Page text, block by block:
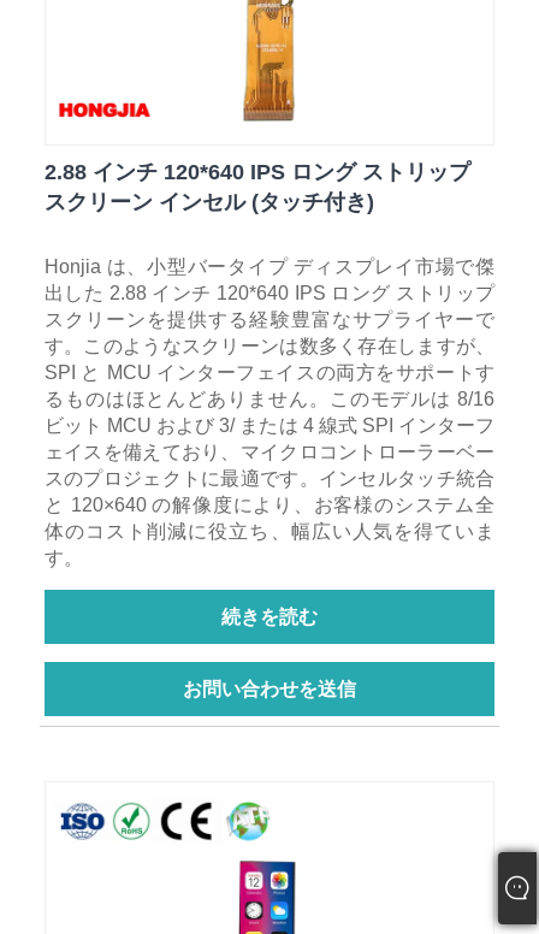
2.88 インチ 120*640 IPS ロング ストリップ
スクリーン インセル (タッチ付き)
Honjia は、小型バータイプ ディスプレイ市場で傑
出した 2.88 インチ 120*640 IPS ロング ストリップ
スクリーンを提供する経験豊富なサプライヤーで
す。このようなスクリーンは数多く存在しますが、
SPI と MCU インターフェイスの両方をサポートす
るものはほとんどありません。このモデルは 8/16
ビット MCU および 3/ または 4 線式 SPI インターフ
ェイスを備えており、マイクロコントローラーベー
スのプロジェクトに最適です。インセルタッチ統合
と 120×640 の解像度により、お客様のシステム全
体のコスト削減に役立ち、幅広い人気を得ていま
す。
続きを読む
お問い合わせを送信